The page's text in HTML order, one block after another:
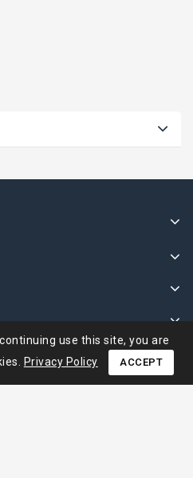
use this site, you are
Privacy Policy ACCEPT